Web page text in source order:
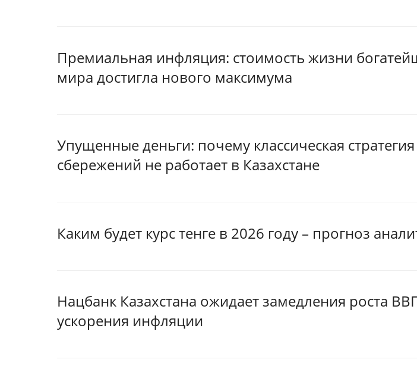
Премиальная инфляция: стоимость жизни
мира достигла нового максимума
Упущенные деньги: почему классическая стратегия
сбережений не работает в Казахстане
Каким будет курс тенге в 2026 году – прогноз
Нацбанк Казахстана ожидает замедления роста
ускорения инфляции